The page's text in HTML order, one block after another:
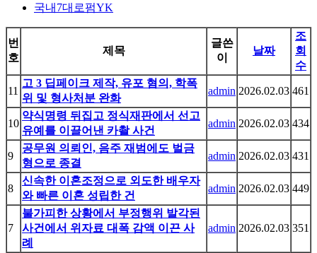
국내7대로펌YK
번
호
제목
글쓴
이
날짜
조
회
수
11
고 3 딥페이크 제작, 유포 혐의, 학폭
위 및 형사처분 완화
admin 2026.02.03 461
10
약식명령 뒤집고 정식재판에서 선고
유예를 이끌어낸 카촬 사건
admin 2026.02.03 434
9
공무원 의뢰인, 음주 재범에도 벌금
형으로 종결
admin 2026.02.03 431
8
신속한 이혼조정으로 외도한 배우자
와 빠른 이혼 성립한 건
admin 2026.02.03 449
7
불가피한 상황에서 부정행위 발각된
사건에서 위자료 대폭 감액 이끈 사
례
admin 2026.02.03 351